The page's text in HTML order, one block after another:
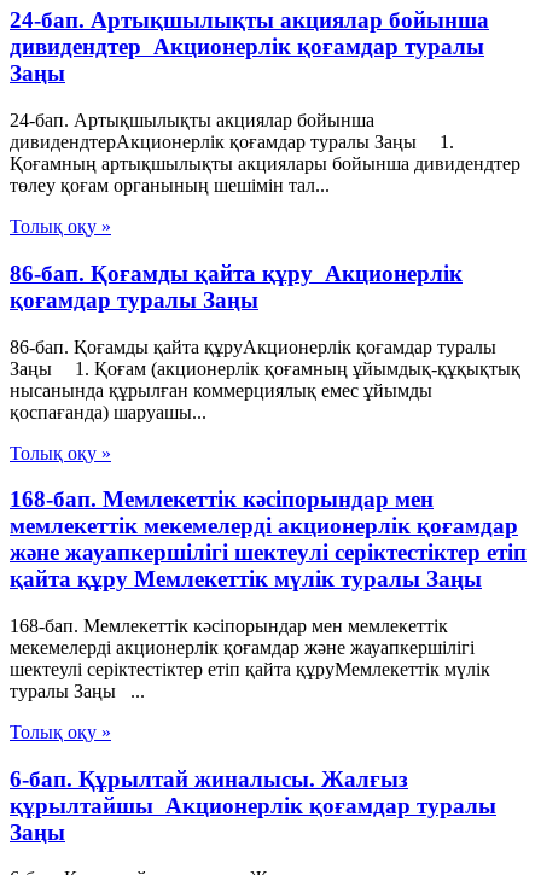
24-бап. Артықшылықты акциялар бойынша
дивидендтер Акционерлік қоғамдар туралы
Заңы
24-бап. Артықшылықты акциялар бойынша
дивидендтерАкционерлік қоғамдар туралы Заңы 1.
Қоғамның артықшылықты акциялары бойынша дивидендтер
төлеу қоғам органының шешімін тал...
Толық оқу »
86-бап. Қоғамды қайта құру Акционерлік
қоғамдар туралы Заңы
86-бап. Қоғамды қайта құруАкционерлік қоғамдар туралы
Заңы 1. Қоғам (акционерлiк қоғамның ұйымдық-құқықтық
нысанында құрылған коммерциялық емес ұйымды
қоспағанда) шаруашы...
Толық оқу »
168-бап. Мемлекеттік кәсіпорындар мен
мемлекеттік мекемелерді акционерлік қоғамдар
және жауапкершілігі шектеулі серіктестіктер етіп
қайта құру Мемлекеттік мүлік туралы Заңы
168-бап. Мемлекеттік кәсіпорындар мен мемлекеттік
мекемелерді акционерлік қоғамдар және жауапкершілігі
шектеулі серіктестіктер етіп қайта құруМемлекеттік мүлік
туралы Заңы ...
Толық оқу »
6-бап. Құрылтай жиналысы. Жалғыз
құрылтайшы Акционерлік қоғамдар туралы
Заңы